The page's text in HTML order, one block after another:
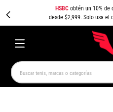
HSBCobtén un 10% de
desde $2,999. Solo usa el
Buscar tenis, marcas o categorías